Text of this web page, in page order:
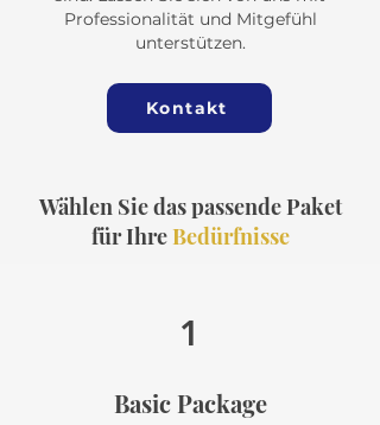
Professionalität und Mitgefühl
unterstützen.
Kontakt
Wählen Sie das passende Paket
für IhreBedürfnisse
1
Basic Package